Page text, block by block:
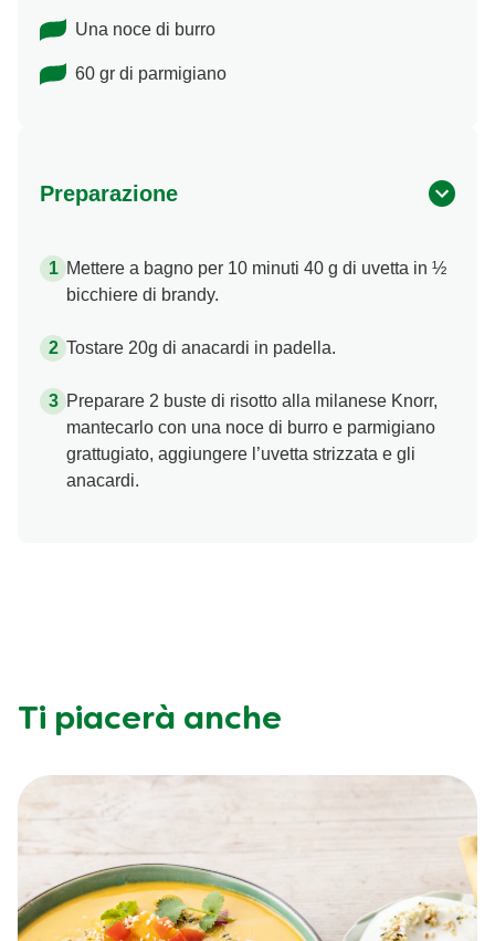
Una noce di burro
60 gr di parmigiano
Preparazione
Mettere a bagno per 10 minuti 40 g di uvetta in ½
bicchiere di brandy.
Tostare 20g di anacardi in padella.
Preparare 2 buste di risotto alla milanese Knorr,
mantecarlo con una noce di burro e parmigiano
grattugiato, aggiungere l’uvetta strizzata e gli
anacardi.
Ti piacerà anche